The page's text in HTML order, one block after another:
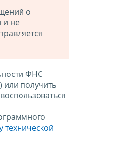
о
и не
ФНС
или получить
технической